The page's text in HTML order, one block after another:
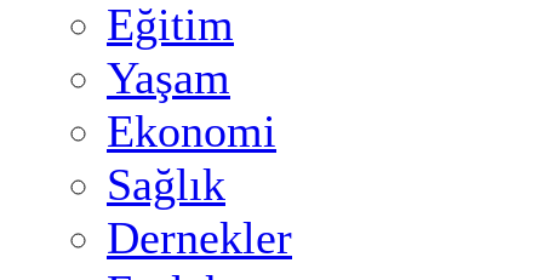
Eğitim
Yaşam
Ekonomi
Sağlık
Dernekler